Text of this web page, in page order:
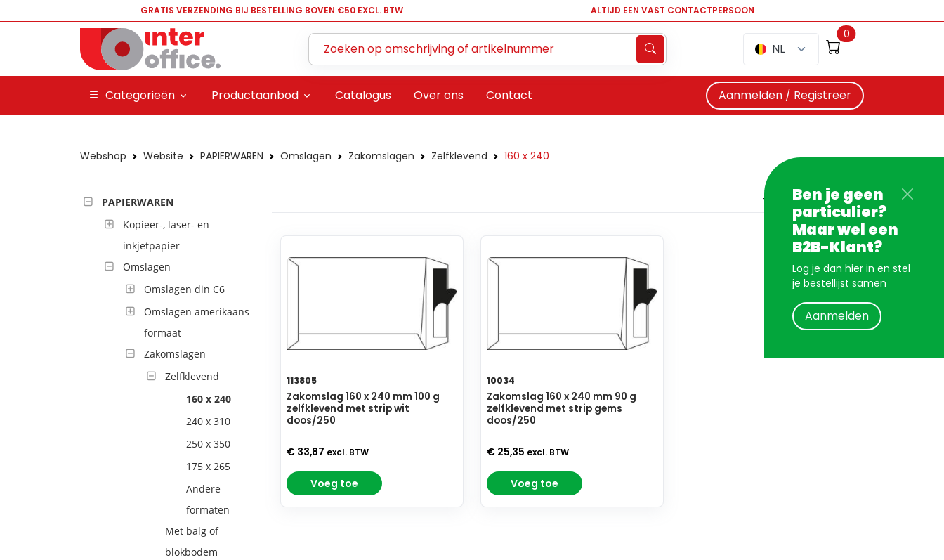
GRATIS VERZENDING BIJ BESTELLING BOVEN €50 EXCL. BTW ALTIJD EEN VAST CONTACTPERSOON
NL
0
Categorieën Productaanbod Catalogus Over ons Contact Aanmelden / Registreer
Ben je geen
particulier?
Maar wel een
B2B-Klant?
Log je dan hier in en stel
je bestellijst samen
Aanmelden
Webshop Website PAPIERWAREN Omslagen Zakomslagen Zelfklevend 160 x 240
PAPIERWAREN
Kopieer-, laser- en
inkjetpapier
Omslagen
Omslagen din C6
Omslagen amerikaans
formaat
Zakomslagen
Zelfklevend
160 x 240
240 x 310
250 x 350
175 x 265
Andere
formaten
Met balg of
blokbodem
113805
Zakomslag 160 x 240 mm 100 g
zelfklevend met strip wit
doos/250
€ 33,87 excl. BTW
Voeg toe
10034
Zakomslag 160 x 240 mm 90 g
zelfklevend met strip gems
doos/250
€ 25,35 excl. BTW
Voeg toe